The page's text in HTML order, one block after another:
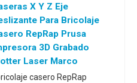
X Y Z Eje
Para Bricolaje
RepRap Prusa
3D Grabado
Laser Marco
casero RepRap